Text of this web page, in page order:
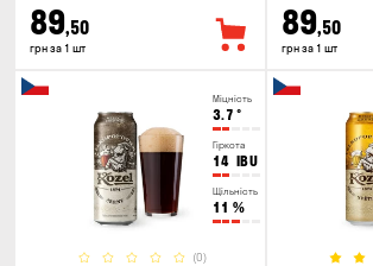
89,50
грн за 1 шт
89,50
грн за 1 шт
Міцність
3.7 °
Гіркота
14 IBU
Щільність
11 %
(0)